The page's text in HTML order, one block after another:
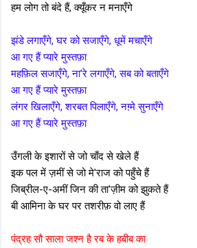
हम लोग तो बंदे हैं, क्यूँकर न मनाएँगे
झंडे लगाएँगे, घर को सजाएँगे, धूमें मचाएँगे
आ गए हैं प्यारे मुस्तफ़ा
महफ़िल सजाएँगे, ना'रे लगाएँगे, सब को बताएँगे
आ गए हैं प्यारे मुस्तफ़ा
लंगर खिलाएँगे, शरबत पिलाएँगे, नग़्मे सुनाएँगे
आ गए हैं प्यारे मुस्तफ़ा
उँगली के इशारों से जो चाँद से खेले हैं
इक पल में ज़मीं से जो मे'राज को पहुँचे हैं
जिब्रील-ए-अमीं जिन की ता'ज़ीम को झुकते हैं
बी आमिना के घर पर तशरीफ़ वो लाए हैं
पंद्रह सौ साला जश्न है रब के हबीब का